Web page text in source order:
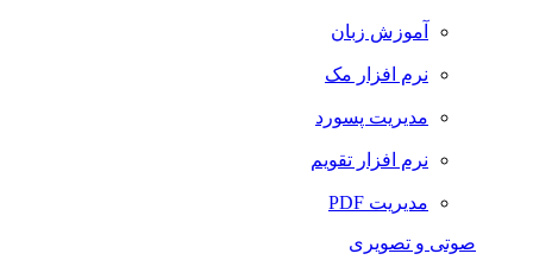
آموزش زبان
نرم افزار مک
مدیریت پسورد
نرم افزار تقویم
مدیریت PDF
صوتی و تصویری